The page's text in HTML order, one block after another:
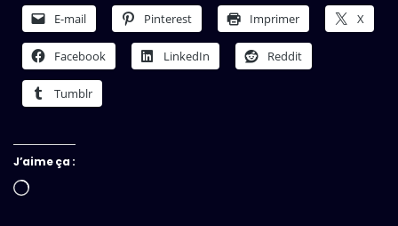
E-mail Pinterest Imprimer X
Facebook LinkedIn Reddit
Tumblr
J’aime ça :
Chargement…